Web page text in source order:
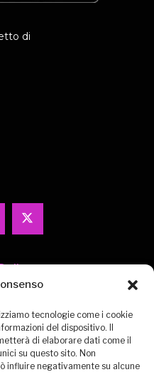
tecnologie come i cookie
del dispositivo. Il
di elaborare dati come il
su questo sito. Non
influire negativamente su alcune
di
MISSION